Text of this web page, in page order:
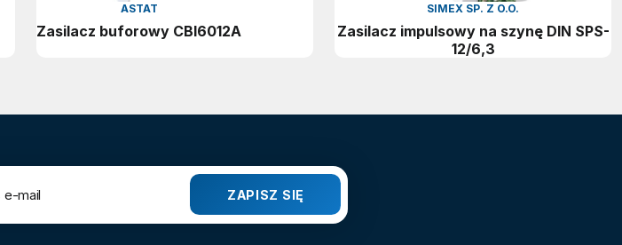
ASTAT
Zasilacz buforowy CBI6012A
SIMEX SP. Z O.O.
Zasilacz impulsowy na szynę DIN SPS-
12/6,3